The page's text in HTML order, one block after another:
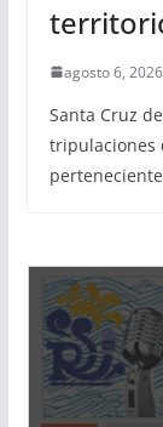
agosto 6, 2026
Santa Cruz
tripulaciones